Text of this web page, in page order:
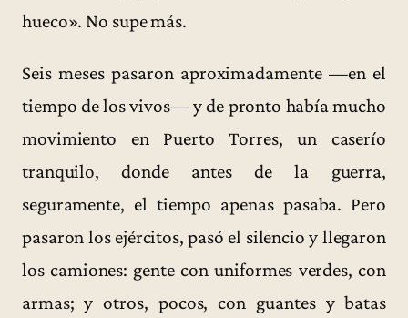
hueco». No supe más.
Seis meses pasaron aproximadamente —en el
tiempo de los vivos— y de pronto había mucho
movimiento en Puerto Torres, un caserío
tranquilo, donde antes de la guerra,
seguramente, el tiempo apenas pasaba. Pero
pasaron los ejércitos, pasó el silencio y llegaron
los camiones: gente con uniformes verdes, con
armas; y otros, pocos, con guantes y batas